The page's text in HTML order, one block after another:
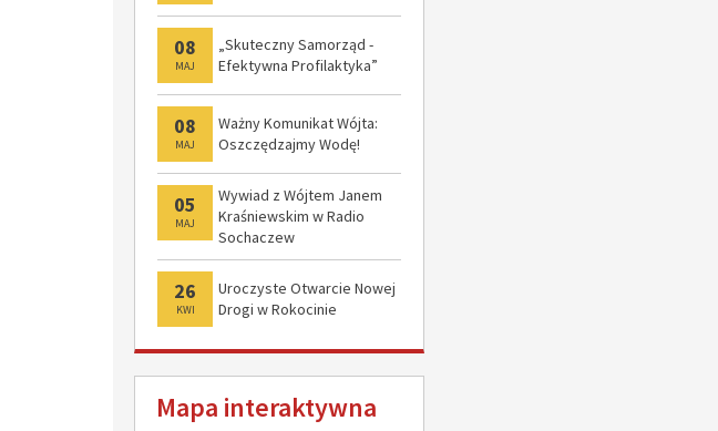
08
MAJ
„Skuteczny Samorząd -
Efektywna Profilaktyka”
08
MAJ
Ważny Komunikat Wójta:
Oszczędzajmy Wodę!
05
MAJ
Wywiad z Wójtem Janem
Kraśniewskim w Radio
Sochaczew
26
KWI
Uroczyste Otwarcie Nowej
Drogi w Rokocinie
Mapa interaktywna